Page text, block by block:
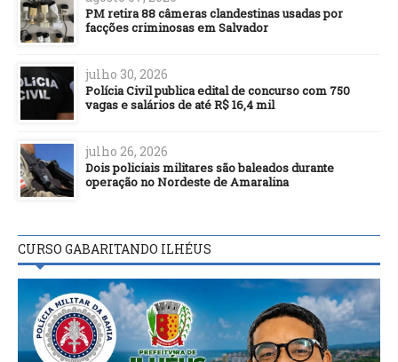
PM retira 88 câmeras clandestinas usadas por
facções criminosas em Salvador
julho 30, 2026
Polícia Civil publica edital de concurso com 750
vagas e salários de até R$ 16,4 mil
julho 26, 2026
Dois policiais militares são baleados durante
operação no Nordeste de Amaralina
CURSO GABARITANDO ILHÉUS